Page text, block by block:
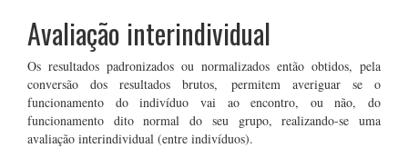
Avaliação interindividual
Os resultados padronizados ou normalizados então obtidos, pela
conversão dos resultados brutos, permitem averiguar se o
funcionamento do indivíduo vai ao encontro, ou não, do
funcionamento dito normal do seu grupo, realizando-se uma
avaliação interindividual (entre indivíduos).